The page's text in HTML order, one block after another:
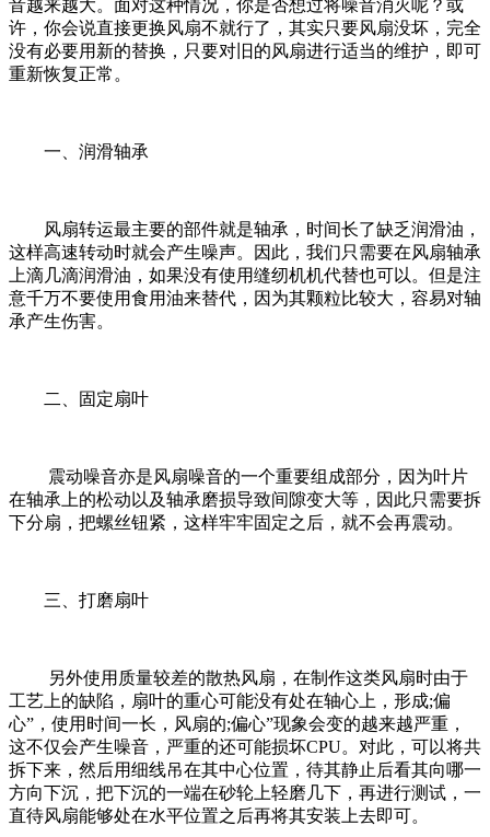
音越来越大。面对这种情况，你是否想过将噪音消灭呢？或
许，你会说直接更换风扇不就行了，其实只要风扇没坏，完全
没有必要用新的替换，只要对旧的风扇进行适当的维护，即可
重新恢复正常。
一、润滑轴承
风扇转运最主要的部件就是轴承，时间长了缺乏润滑油，
这样高速转动时就会产生噪声。因此，我们只需要在风扇轴承
上滴几滴润滑油，如果没有使用缝纫机机代替也可以。但是注
意千万不要使用食用油来替代，因为其颗粒比较大，容易对轴
承产生伤害。
二、固定扇叶
震动噪音亦是风扇噪音的一个重要组成部分，因为叶片
在轴承上的松动以及轴承磨损导致间隙变大等，因此只需要拆
下分扇，把螺丝钮紧，这样牢牢固定之后，就不会再震动。
三、打磨扇叶
另外使用质量较差的散热风扇，在制作这类风扇时由于
工艺上的缺陷，扇叶的重心可能没有处在轴心上，形成;偏
心”，使用时间一长，风扇的;偏心”现象会变的越来越严重，
这不仅会产生噪音，严重的还可能损坏CPU。对此，可以将共
拆下来，然后用细线吊在其中心位置，待其静止后看其向哪一
方向下沉，把下沉的一端在砂轮上轻磨几下，再进行测试，一
直待风扇能够处在水平位置之后再将其安装上去即可。